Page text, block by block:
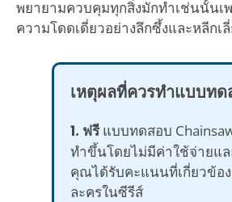
พยายามควบคุมทุกสิ่งมักทำเช่นนั้นเ
ความโดดเดี่ยวอย่างลึกซึ้งและหลีกเ
เหตุผลที่ควรทำแบบท
1. ฟรีแบบทดสอบ
ทำขึ้นโดยไม่มีค่าใช้จ่ายแ
คุณได้รับคะแนนที่เกี่ยวข้อ
ละครในซีรีส์